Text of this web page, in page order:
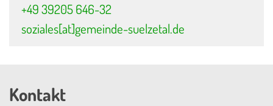
+49 39205 646-32
soziales[at]gemeinde-suelzetal.de
Kontakt